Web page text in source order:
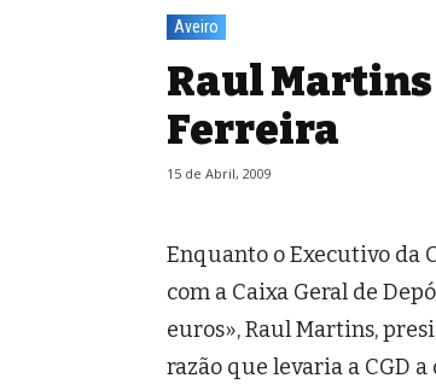
Aveiro
Raul Martins
Ferreira
15 de Abril, 2009
Enquanto o Executivo da
com a Caixa Geral de
euros», Raul Martins,
razão que levaria a CGD